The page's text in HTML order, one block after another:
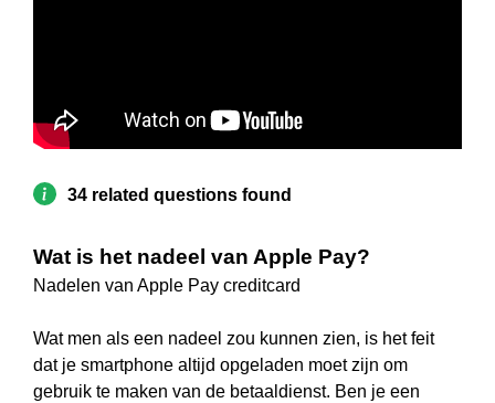
34 related questions found
Wat is het nadeel van Apple Pay?
Nadelen van Apple Pay creditcard
Wat men als een nadeel zou kunnen zien, is het feit
dat je smartphone altijd opgeladen moet zijn om
gebruik te maken van de betaaldienst. Ben je een